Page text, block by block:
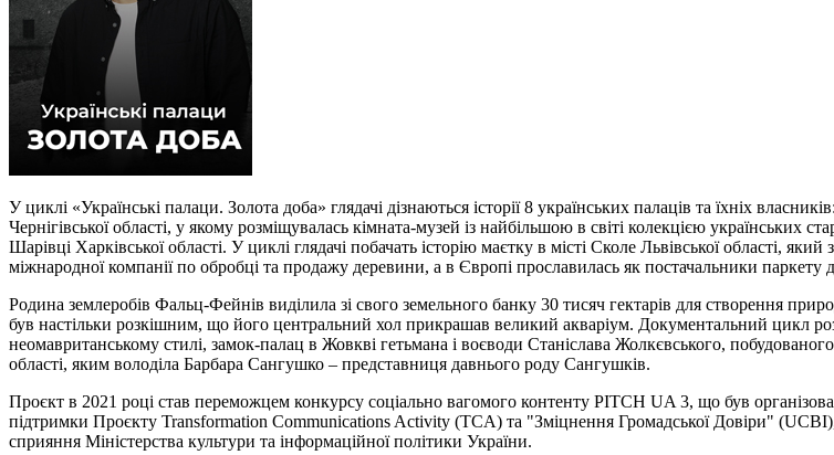
У циклі «Українські палаци. Золота доба» глядачі дізнаються історії 8 українських палаців та їхніх
Чернігівської області, у якому розміщувалась кімната-музей із найбільшою в світі колекцією
Шарівці Харківської області. У циклі глядачі побачать історію маєтку в місті Сколе Львівської області,
міжнародної компанії по обробці та продажу деревини, а в Європі прославилась як постачальники паркету
Родина землеробів Фальц-Фейнів виділила зі свого земельного банку 30 тисяч гектарів для створення
був настільки розкішним, що його центральний хол прикрашав великий акваріум. Документальний цикл
неомавританському стилі, замок-палац в Жовкві гетьмана і воєводи Станіслава Жолкєвського,
області, яким володіла Барбара Сангушко – представниця давнього роду Сангушків.
Проєкт в 2021 році став переможцем конкурсу соціально вагомого контенту PITCH UA 3, що був
підтримки Проєкту Transformation Communications Activity (TCA) та "Зміцнення Громадської Довіри"
сприяння Міністерства культури та інформаційної політики України.